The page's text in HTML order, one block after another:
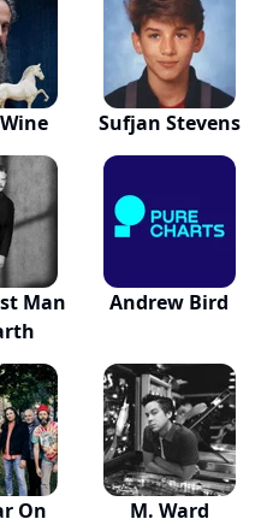
Sufjan Stevens
Man
Andrew Bird
On
M. Ward